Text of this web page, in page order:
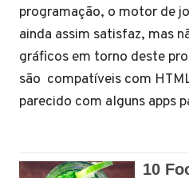
programação, o motor de
ainda assim satisfaz, mas
gráficos em torno deste
são compatíveis com
parecido com alguns apps